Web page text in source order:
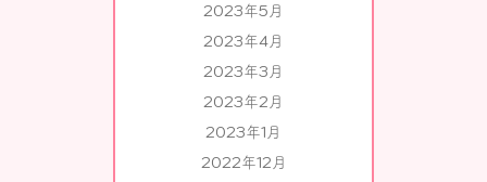
2023年5月
2023年4月
2023年3月
2023年2月
2023年1月
2022年12月